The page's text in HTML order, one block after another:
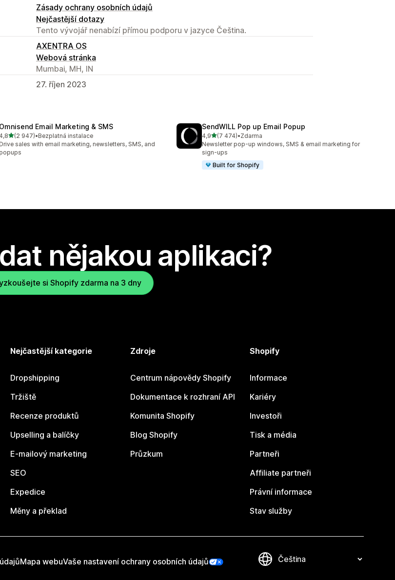
Zásady ochrany osobních údajů
Nejčastější dotazy
Tento vývojář nenabízí přímou podporu v jazyce Čeština.
AXENTRA OS
Webová stránka
Mumbai, MH, IN
27. říjen 2023
Omnisend Email Marketing & SMS
z 5 hvězd
(2 947)počet recenzí: 2947
•Bezplatná instalace
sales with email marketing, newsletters, SMS, and
SendWILL Pop up Email Popup
4,9z 5 hvězd
(7 474)
Celkový počet recenzí: 7474
•Zdarma
Newsletter pop-up windows, SMS & email marketing for
sign-ups
Built for Shopify
nějakou aplikaci?
si Shopify zdarma na 3 dny
Nejčastější kategorie
Dropshipping
Tržiště
Recenze produktů
Upselling a balíčky
E-mailový marketing
SEO
Expedice
Měny a překlad
Zdroje
Centrum nápovědy Shopify
Dokumentace k rozhraní API
Komunita Shopify
Blog Shopify
Průzkum
Shopify
Informace
Kariéry
Investoři
Tisk a média
Partneři
Affiliate partneři
Právní informace
Stav služby
Mapa webuVaše nastavení ochrany osobních údajů